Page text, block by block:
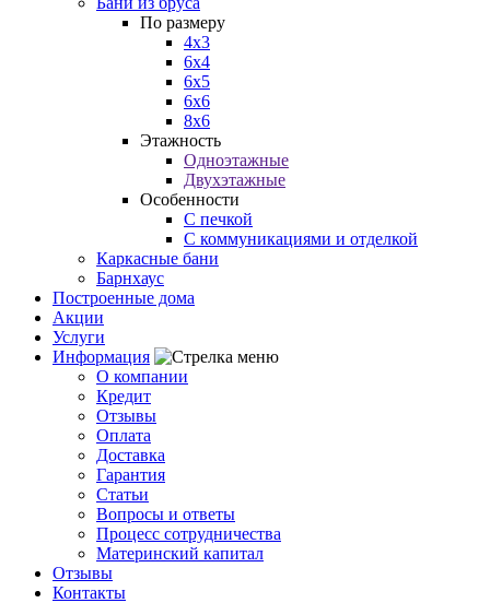
По размеру
4х3
6х4
6х5
6х6
8х6
Этажность
Одноэтажные
Двухэтажные
Особенности
С печкой
С коммуникациями и отделкой
Каркасные бани
Барнхаус
Построенные дома
Акции
Услуги
Информация
О компании
Кредит
Отзывы
Оплата
Доставка
Гарантия
Статьи
Вопросы и ответы
Процесс сотрудничества
Материнский капитал
Отзывы
Контакты